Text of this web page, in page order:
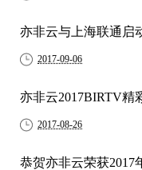
亦非云与上海联通启
2017-09-06
亦非云2017BIRTV精
2017-08-26
恭贺亦非云荣获2017